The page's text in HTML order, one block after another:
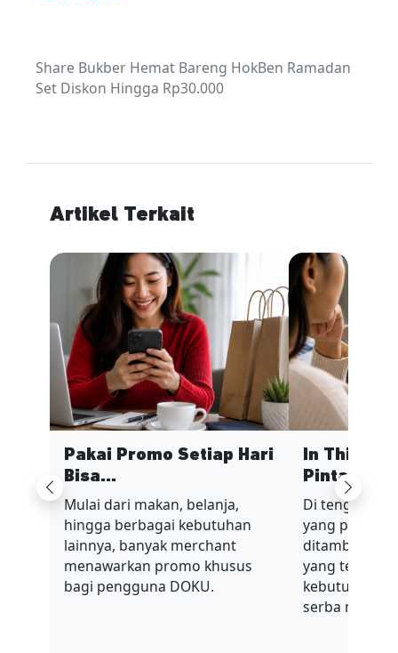
Share Bukber Hemat Bareng HokBen Ramadan
Set Diskon Hingga Rp30.000
Artikel Terkait
Previous
Pakai Promo Setiap Hari
Bisa...
Mulai dari makan, belanja,
hingga berbagai kebutuhan
lainnya, banyak merchant
menawarkan promo khusus
bagi pengguna DOKU.
In This
Pinta...
Di tengah
yang penuh
ditambah
yang terus
kebutuhan
serba mahal.
Next